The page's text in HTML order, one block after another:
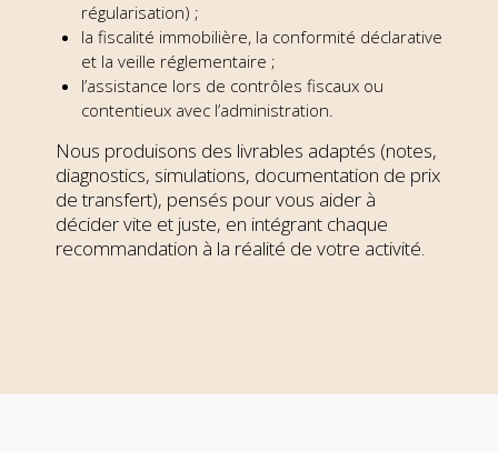
régularisation) ;
la fiscalité immobilière, la conformité déclarative
et la veille réglementaire ;
l’assistance lors de contrôles fiscaux ou
contentieux avec l’administration.
Nous produisons des livrables adaptés (notes,
diagnostics, simulations, documentation de prix
de transfert), pensés pour vous aider à
décider vite et juste, en intégrant chaque
recommandation à la réalité de votre activité.